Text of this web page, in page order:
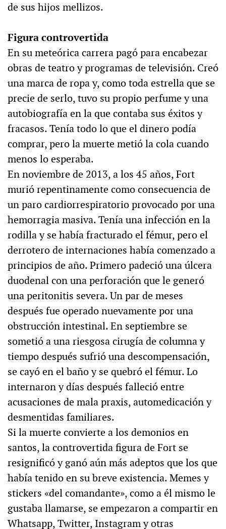
de sus hijos mellizos.
Figura controvertida
En su meteórica carrera pagó para encabezar
obras de teatro y programas de televisión. Creó
una marca de ropa y, como toda estrella que se
precie de serlo, tuvo su propio perfume y una
autobiografía en la que contaba sus éxitos y
fracasos. Tenía todo lo que el dinero podía
comprar, pero la muerte metió la cola cuando
menos lo esperaba.
En noviembre de 2013, a los 45 años, Fort
murió repentinamente como consecuencia de
un paro cardiorrespiratorio provocado por una
hemorragia masiva. Tenía una infección en la
rodilla y se había fracturado el fémur, pero el
derrotero de internaciones había comenzado a
principios de año. Primero padeció una úlcera
duodenal con una perforación que le generó
una peritonitis severa. Un par de meses
después fue operado nuevamente por una
obstrucción intestinal. En septiembre se
sometió a una riesgosa cirugía de columna y
tiempo después sufrió una descompensación,
se cayó en el baño y se quebró el fémur. Lo
internaron y días después falleció entre
acusaciones de mala praxis, automedicación y
desmentidas familiares.
Si la muerte convierte a los demonios en
santos, la controvertida figura de Fort se
resignificó y ganó aún más adeptos que los que
había tenido en su breve existencia. Memes y
stickers «del comandante», como a él mismo le
gustaba llamarse, se empezaron a compartir en
Whatsapp, Twitter, Instagram y otras